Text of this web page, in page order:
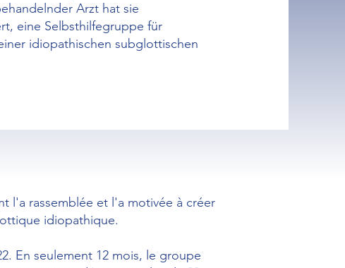
Arzt hat sie
eine Selbsthilfegruppe für
idiopathischen subglottischen
l'a rassemblée et l'a motivée à créer
idiopathique.
En seulement 12 mois, le groupe